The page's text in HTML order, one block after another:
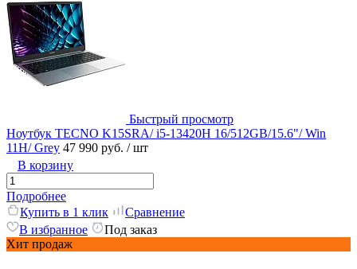
Быстрый просмотр
Ноутбук TECNO K15SRA/ i5-13420H 16/512GB/15.6"/ Win
11H/ Grey 47 990 руб. / шт
В корзину
Подробнее
Купить в 1 клик
Сравнение
В избранное
Под заказ
Хит продаж